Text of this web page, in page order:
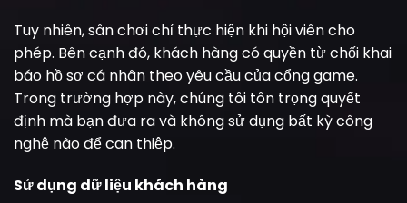
Tuy nhiên, sân chơi chỉ thực hiện khi hội viên cho
phép. Bên cạnh đó, khách hàng có quyền từ chối khai
báo hồ sơ cá nhân theo yêu cầu của cổng game.
Trong trường hợp này, chúng tôi tôn trọng quyết
định mà bạn đưa ra và không sử dụng bất kỳ công
nghệ nào để can thiệp.
Sử dụng dữ liệu khách hàng